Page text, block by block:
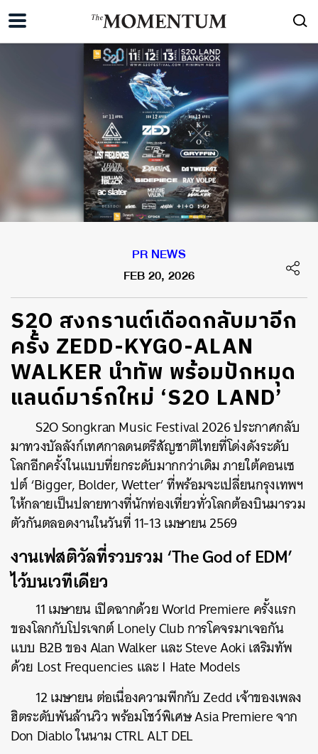
PR NEWS
FEB 20, 2026
S2O สงกรานต์เดือดกลับมาอีก
ครั้ง ZEDD-KYGO-ALAN
WALKER นำทัพ พร้อมปักหมุด
แลนด์มาร์กใหม่ ‘S2O LAND’
S2O Songkran Music Festival 2026 ประกาศกลับ
มาทวงบัลลังก์เทศกาลดนตรีสัญชาติไทยที่โด่งดังระดับ
โลกอีกครั้งในแบบที่ยกระดับมากกว่าเดิม ภายใต้คอนเซ
ปต์ ‘Bigger, Bolder, Wetter’ ที่พร้อมจะเปลี่ยนกรุงเทพฯ
ให้กลายเป็นปลายทางที่นักท่องเที่ยวทั่วโลกต้องบินมารวม
ตัวกันตลอดงานในวันที่ 11-13 เมษายน 2569
งานเฟสติวัลที่รวบรวม ‘The God of EDM’
ไว้บนเวทีเดียว
11 เมษายน เปิดฉากด้วย World Premiere ครั้งแรก
ของโลกกับโปรเจกต์ Lonely Club การโคจรมาเจอกัน
แบบ B2B ของ Alan Walker และ Steve Aoki เสริมทัพ
ด้วย Lost Frequencies และ I Hate Models
12 เมษายน ต่อเนื่องความพีกกับ Zedd เจ้าของเพลง
ฮิตระดับพันล้านวิว พร้อมโชว์พิเศษ Asia Premiere จาก
Don Diablo ในนาม CTRL ALT DEL